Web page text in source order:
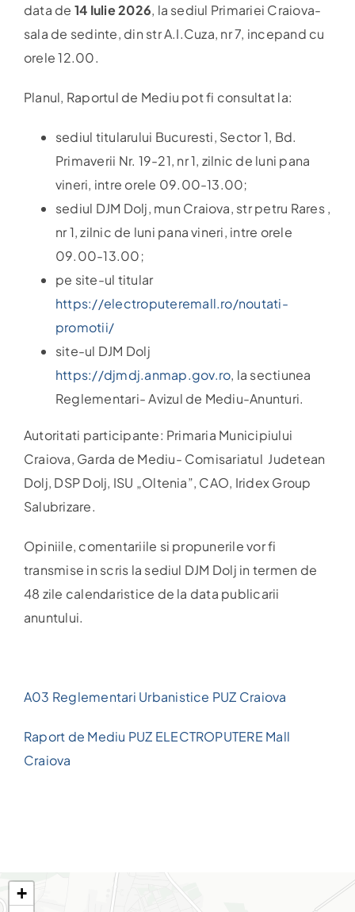
data de 14 Iulie 2026, la sediul Primariei Craiova-
sala de sedinte, din str A.I.Cuza, nr 7, incepand cu
orele 12.00.
Planul, Raportul de Mediu pot fi consultat la:
sediul titularului Bucuresti, Sector 1, Bd.
Primaverii Nr. 19-21, nr 1, zilnic de luni pana
vineri, intre orele 09.00-13.00;
sediul DJM Dolj, mun Craiova, str petru Rares ,
nr 1, zilnic de luni pana vineri, intre orele
09.00-13.00;
pe site-ul titular
https://electroputeremall.ro/noutati-
promotii/
site-ul DJM Dolj
https://djmdj.anmap.gov.ro, la sectiunea
Reglementari- Avizul de Mediu-Anunturi.
Autoritati participante: Primaria Municipiului
Craiova, Garda de Mediu- Comisariatul Judetean
Dolj, DSP Dolj, ISU „Oltenia”, CAO, Iridex Group
Salubrizare.
Opiniile, comentariile si propunerile vor fi
transmise in scris la sediul DJM Dolj in termen de
48 zile calendaristice de la data publicarii
anuntului.
A03 Reglementari Urbanistice PUZ Craiova
Raport de Mediu PUZ ELECTROPUTERE Mall
Craiova
+